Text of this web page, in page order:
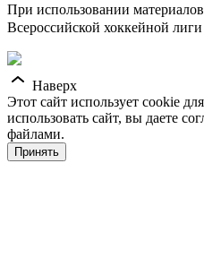
При использовании
Всероссийской хоккейной
Наверх
Этот сайт использует cookie
использовать сайт, вы даете
файлами.
Принять